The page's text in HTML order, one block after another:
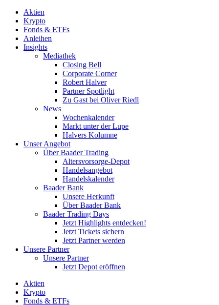
Aktien
Krypto
Fonds & ETFs
Anleihen
Insights
Mediathek
Closing Bell
Corporate Corner
Robert Halver
Partner Spotlight
Zu Gast bei Oliver Riedl
News
Wochenkalender
Markt unter der Lupe
Halvers Kolumne
Unser Angebot
Über Baader Trading
Altersvorsorge-Depot
Handelsangebot
Handelskalender
Baader Bank
Unsere Herkunft
Über Baader Bank
Baader Trading Days
Jetzt Highlights entdecken!
Jetzt Tickets sichern
Jetzt Partner werden
Unsere Partner
Unsere Partner
Jetzt Depot eröffnen
Aktien
Krypto
Fonds & ETFs